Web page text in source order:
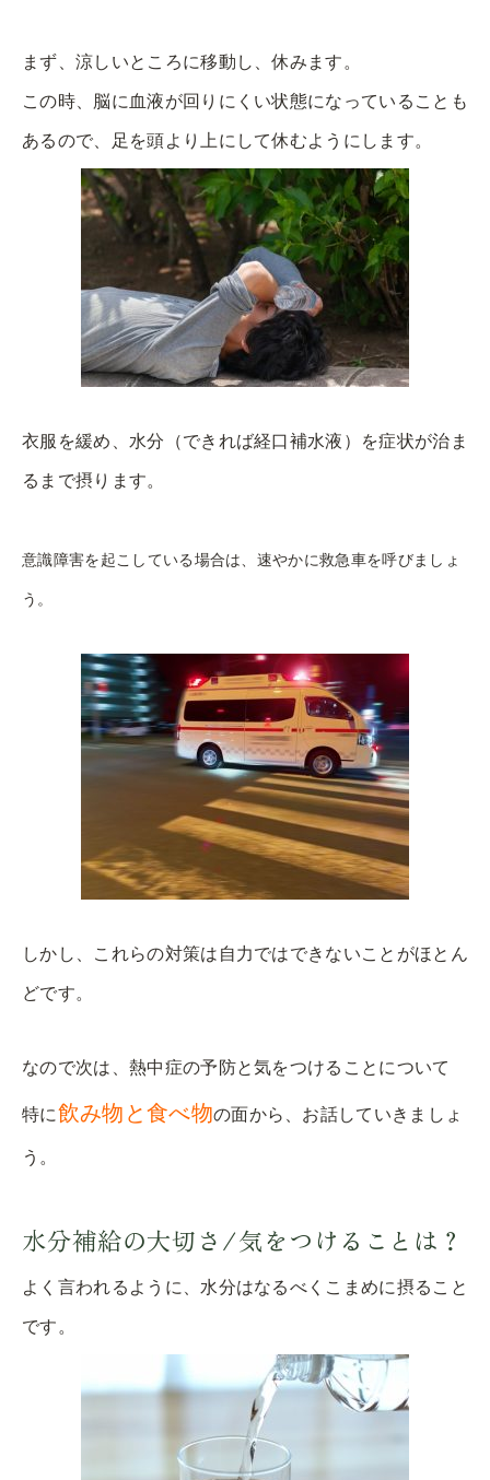
まず、涼しいところに移動し、休みます。
この時、脳に血液が回りにくい状態になっていることも
あるので、足を頭より上にして休むようにします。
衣服を緩め、水分（できれば経口補水液）を症状が治ま
るまで摂ります。
意識障害を起こしている場合は、速やかに救急車を呼びましょ
う。
しかし、これらの対策は自力ではできないことがほとん
どです。
なので次は、熱中症の予防と気をつけることについて
特に飲み物と食べ物の面から、お話していきましょ
う。
水分補給の大切さ/気をつけることは？
よく言われるように、水分はなるべくこまめに摂ること
です。